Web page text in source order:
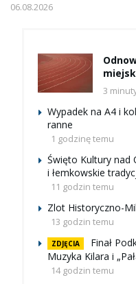
06.08.2026
3
Wypadek na A4 i
ranne
1 godzinę temu
Święto Kultury nad
i łemkowskie
11 godzin temu
Zlot Historyczno-
13 godzin temu
ZDJĘCIA
Finał
Muzyka Kilara i
14 godzin temu